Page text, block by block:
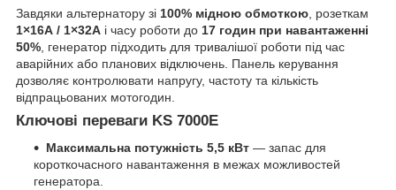
Завдяки альтернатору зі 100% мідною обмоткою, розеткам
1×16А / 1×32А і часу роботи до 17 годин при навантаженні
50%, генератор підходить для тривалішої роботи під час
аварійних або планових відключень. Панель керування
дозволяє контролювати напругу, частоту та кількість
відпрацьованих мотогодин.
Ключові переваги KS 7000E
Максимальна потужність 5,5 кВт — запас для
короткочасного навантаження в межах можливостей
генератора.